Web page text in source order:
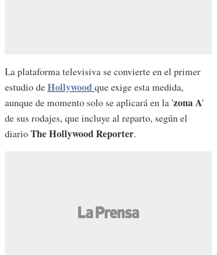
La plataforma televisiva se convierte en el primer
estudio deHollywoodque exige esta medida,
aunque de momento solo se aplicará en la 'zona A'
de sus rodajes, que incluye al reparto, según el
diarioThe Hollywood Reporter.